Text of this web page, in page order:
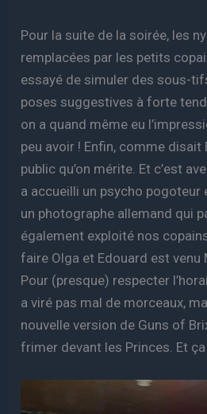
Pour la suite de la soirée, les
remplacées par les petits
essayé de simuler des sous-
poses suggestives à forte
on a quand même eu
peu avoir ! Enfin, comme disait
public qu’on mérite. Et c’est
a accueilli un psycho pogoteur
un photographe allemand qui
également exploité nos
faire Olga et Edouard est venu
Pour (presque) respecter
a viré pas mal de morceaux,
nouvelle version de Guns of
frimer devant les Princes. Et ça